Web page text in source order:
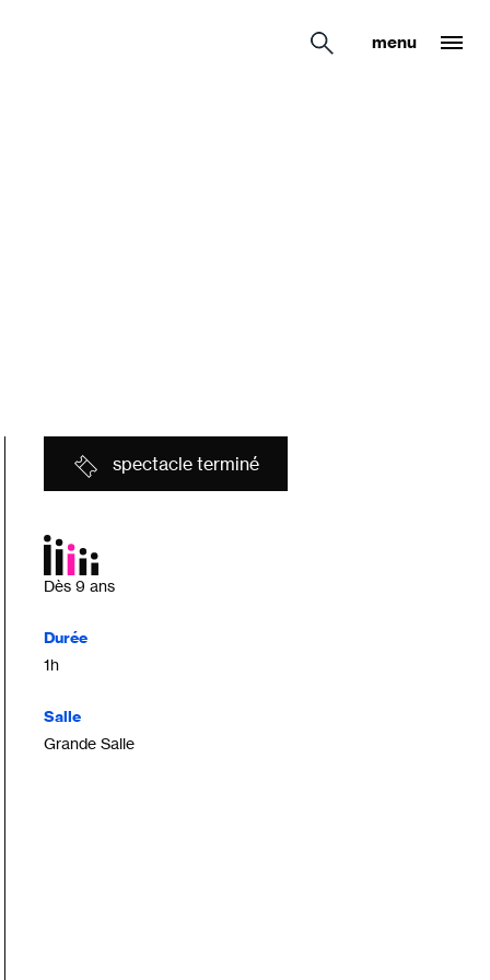
menu
spectacle terminé
Dès 9 ans
Durée
1h
Salle
Grande Salle